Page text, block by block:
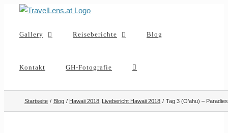
springenGallery Reiseberichte Blog
Kontakt GH-Fotografie
Startseite Blog Hawaii 2018 Livebericht Hawaii 2018 Tag 3 (O’ahu) –